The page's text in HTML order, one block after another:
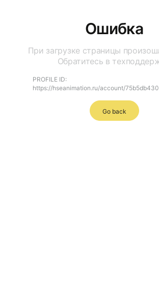
Ошибка
При загрузке страницы
Обратитесь в
PROFILE ID:
https://hseanimation.ru/account/
Go back